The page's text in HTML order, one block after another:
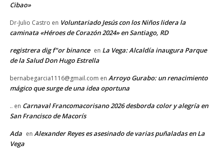
Cibao»
Dr-Julio Castro en Voluntariado Jesús con los Niños lidera la
caminata «Héroes de Corazón 2024» en Santiago, RD
registrera dig f"or binance en La Vega: Alcaldía inaugura Parque
de la Salud Don Hugo Estrella
bernabegarcia1116@gmail.com en Arroyo Gurabo: un renacimiento
mágico que surge de una idea oportuna
.. en Carnaval Francomacorisano 2026 desborda color y alegría en
San Francisco de Macorís
Ada en Alexander Reyes es asesinado de varias puñaladas en La
Vega